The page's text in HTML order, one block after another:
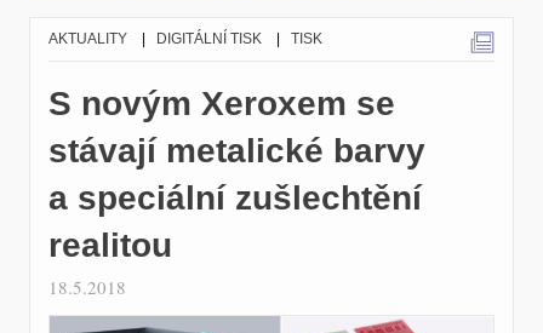
AKTUALITY DIGITÁLNÍ TISK TISK
S novým Xeroxem se
stávají metalické barvy
a speciální zušlechtění
realitou
18.5.2018